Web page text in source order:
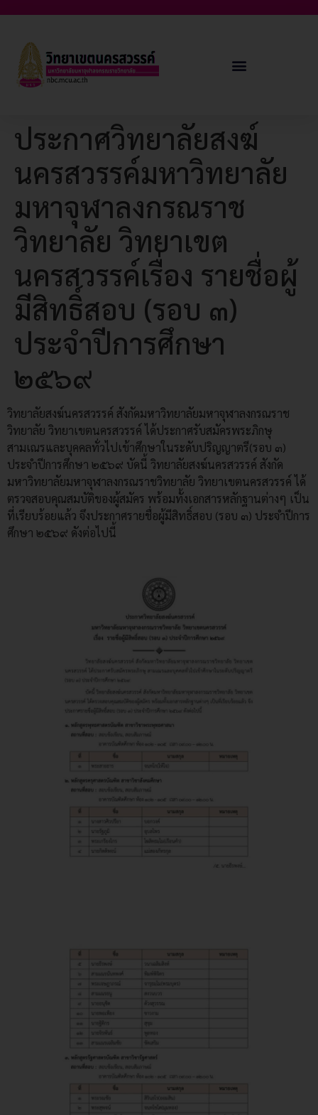
ประกาศวิทยาลัยสงฆ์
นครสวรรค์มหาวิทยาลัย
มหาจุฬาลงกรณราช
วิทยาลัย วิทยาเขต
นครสวรรค์เรื่อง รายชื่อผู้
มีสิทธิ์สอบ (รอบ ๓)
ประจำปีการศึกษา
๒๕๖๙
วิทยาลัยสงฆ์นครสวรรค์ สังกัดมหาวิทยาลัยมหาจุฬาลงกรณราช
วิทยาลัย วิทยาเขตนครสวรรค์ ได้ประกาศรับสมัครพระภิกษุ
สามเณรและบุคคลทั่วไปเข้าศึกษาในระดับปริญญาตรี(รอบ ๓)
ประจำปีการศึกษา ๒๕๖๙ บัดนี้ วิทยาลัยสงฆ์นครสวรรค์ สังกัด
มหาวิทยาลัยมหาจุฬาลงกรณราชวิทยาลัย วิทยาเขตนครสวรรค์ ได้
ตรวจสอบคุณสมบัติของผู้สมัคร พร้อมทั้งเอกสารหลักฐานต่างๆ เป็น
ที่เรียบร้อยแล้ว จึงประกาศรายชื่อผู้มีสิทธิ์สอบ (รอบ ๓) ประจำปีการ
ศึกษา ๒๕๖๙ ดังต่อไปนี้